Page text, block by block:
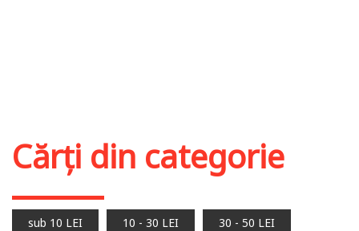
Cărți din categorie
sub 10 LEI 10 - 30 LEI 30 - 50 LEI